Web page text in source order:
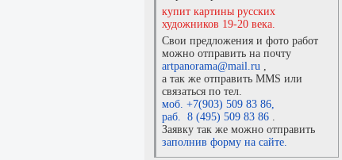
купит картины русских
художников 19-20 века.
Свои предложения и фото работ
можно отправить на почту
artpanorama@mail.ru ,
а так же отправить MMS или
связаться по тел.
моб. +7(903) 509 83 86,
раб. 8 (495) 509 83 86 .
Заявку так же можно отправить
заполнив форму на сайте.